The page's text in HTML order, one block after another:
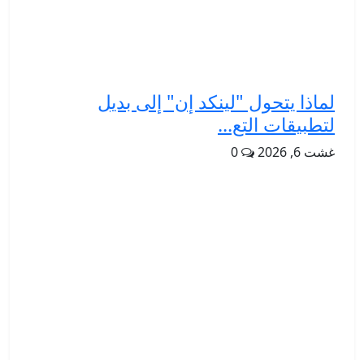
لماذا يتحول "لينكد إن" إلى بديل
لتطبيقات التع...
غشت 6, 2026 0